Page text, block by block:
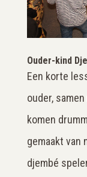
Ouder-kind
Een korte
ouder,
komen
gemaakt van
djembé